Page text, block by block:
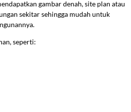
gambar denah, site plan atau
sekitar sehingga mudah untuk
seperti: